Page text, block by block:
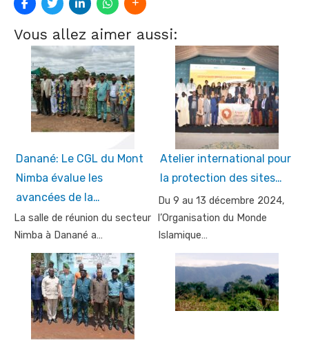
Vous allez aimer aussi:
Danané: Le CGL du Mont
Nimba évalue les
avancées de la…
La salle de réunion du secteur
Nimba à Danané a…
Atelier international pour
la protection des sites…
Du 9 au 13 décembre 2024,
l’Organisation du Monde
Islamique…